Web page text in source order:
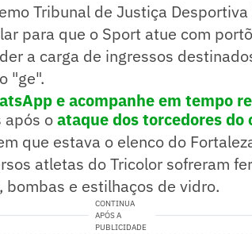
Tribunal de Justiça
para que o Sport atue com
a carga de ingressos
"ge".
e acompanhe em tempo
após oataque dos torcedores do
que estava o elenco do
atletas do Tricolor sofreram
bombas e estilhaços de vidro.
CONTINUA
APÓS A
PUBLICIDADE